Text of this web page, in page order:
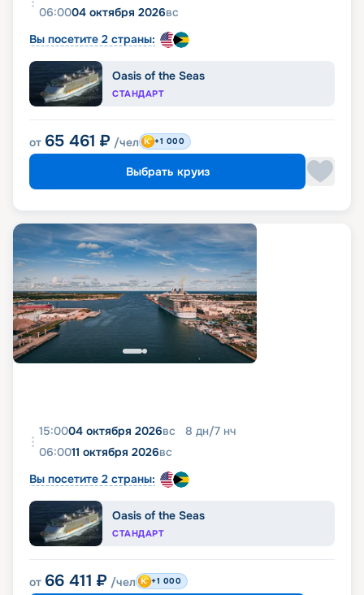
06:0004 октября 2026вс
Вы посетите 2 страны:
Oasis of the Seas
СТАНДАРТ
от 65 461 ₽ /чел +1 000
Выбрать круиз
15:0004 октября 2026вс 8 дн/7 нч
06:0011 октября 2026вс
Вы посетите 2 страны:
Oasis of the Seas
СТАНДАРТ
от 66 411 ₽ /чел +1 000